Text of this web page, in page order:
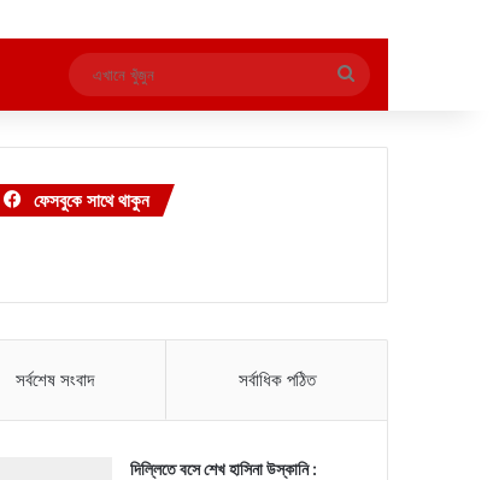
এখানে
খুঁজুন
ফেসবুকে সাথে থাকুন
সর্বশেষ সংবাদ সর্বাধিক পঠিত
দিল্লিতে বসে শেখ হাসিনা উস্কানি :